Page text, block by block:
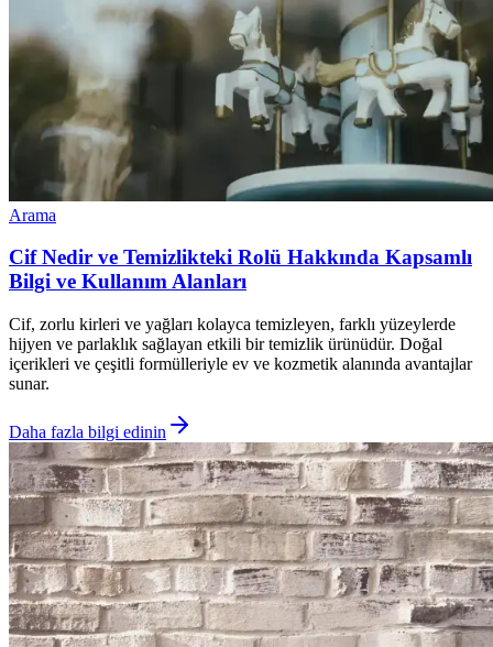
Arama
Cif Nedir ve Temizlikteki Rolü Hakkında Kapsamlı
Bilgi ve Kullanım Alanları
Cif, zorlu kirleri ve yağları kolayca temizleyen, farklı yüzeylerde
hijyen ve parlaklık sağlayan etkili bir temizlik ürünüdür. Doğal
içerikleri ve çeşitli formülleriyle ev ve kozmetik alanında avantajlar
sunar.
Daha fazla bilgi edinin